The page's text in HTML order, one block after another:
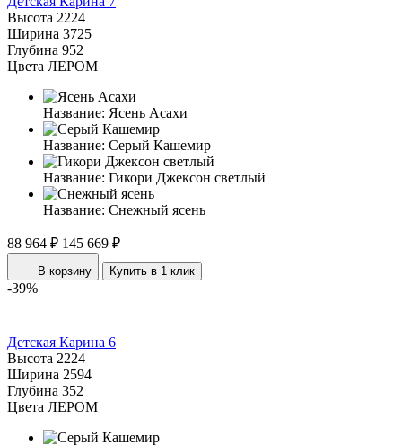
Высота 2224
Ширина 3725
Глубина 952
Цвета ЛЕРОМ
Название: Ясень Асахи
Название: Серый Кашемир
Название: Гикори Джексон светлый
Название: Снежный ясень
88 964 ₽ 145 669 ₽
В корзину Купить в 1 клик
-39%
Детская Карина 6
Высота 2224
Ширина 2594
Глубина 352
Цвета ЛЕРОМ